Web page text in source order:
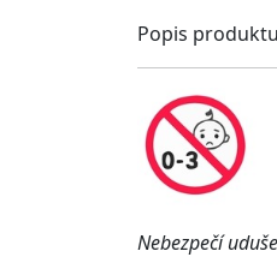
Popis
Nebezpečí